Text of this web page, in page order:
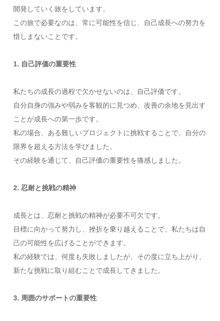
開発していく旅をしています。
この旅で必要なのは、常に可能性を信じ、自己成長への努力を
惜しまないことです。
1. 自己評価の重要性
私たちの成長の過程で欠かせないのは、自己評価です。
自分自身の強みや弱みを客観的に見つめ、改善の余地を見出す
ことが成長への第一歩です。
私の場合、ある難しいプロジェクトに挑戦することで、自分の
限界を超える方法を学びました。
その経験を通じて、自己評価の重要性を痛感しました。
2. 忍耐と挑戦の精神
成長とは、忍耐と挑戦の精神が必要不可欠です。
目標に向かって努力し、挫折を乗り越えることで、私たちは自
己の可能性を広げることができます。
私の経験では、何度も失敗しましたが、その度に立ち上がり、
新たな挑戦に取り組むことで成長してきました。
3. 周囲のサポートの重要性